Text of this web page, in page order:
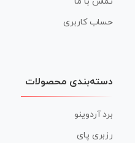
حساب کاربری
دسته‌بندی محصولات
برد آردوینو
رزبری پای